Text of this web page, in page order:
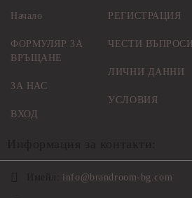
Начало
ФОРМУЛЯР ЗА
ВРЪЩАНЕ
ЗА НАС
ВХОД
РЕГИСТРАЦИЯ
ЧЕСТИ ВЪПРОСИ
ЛИЧНИ ДАННИ
УСЛОВИЯ
info@brandroom-bg.com